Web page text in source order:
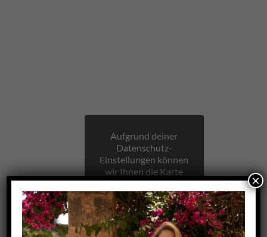
Aufgrund deiner
Datenschutz-
Einstellungen können
wir Ihnen die Karte
nicht anzeigen.
Klicken Sie hier, um
die Karte in einem
neuen Fenster zu
öffnen.
×